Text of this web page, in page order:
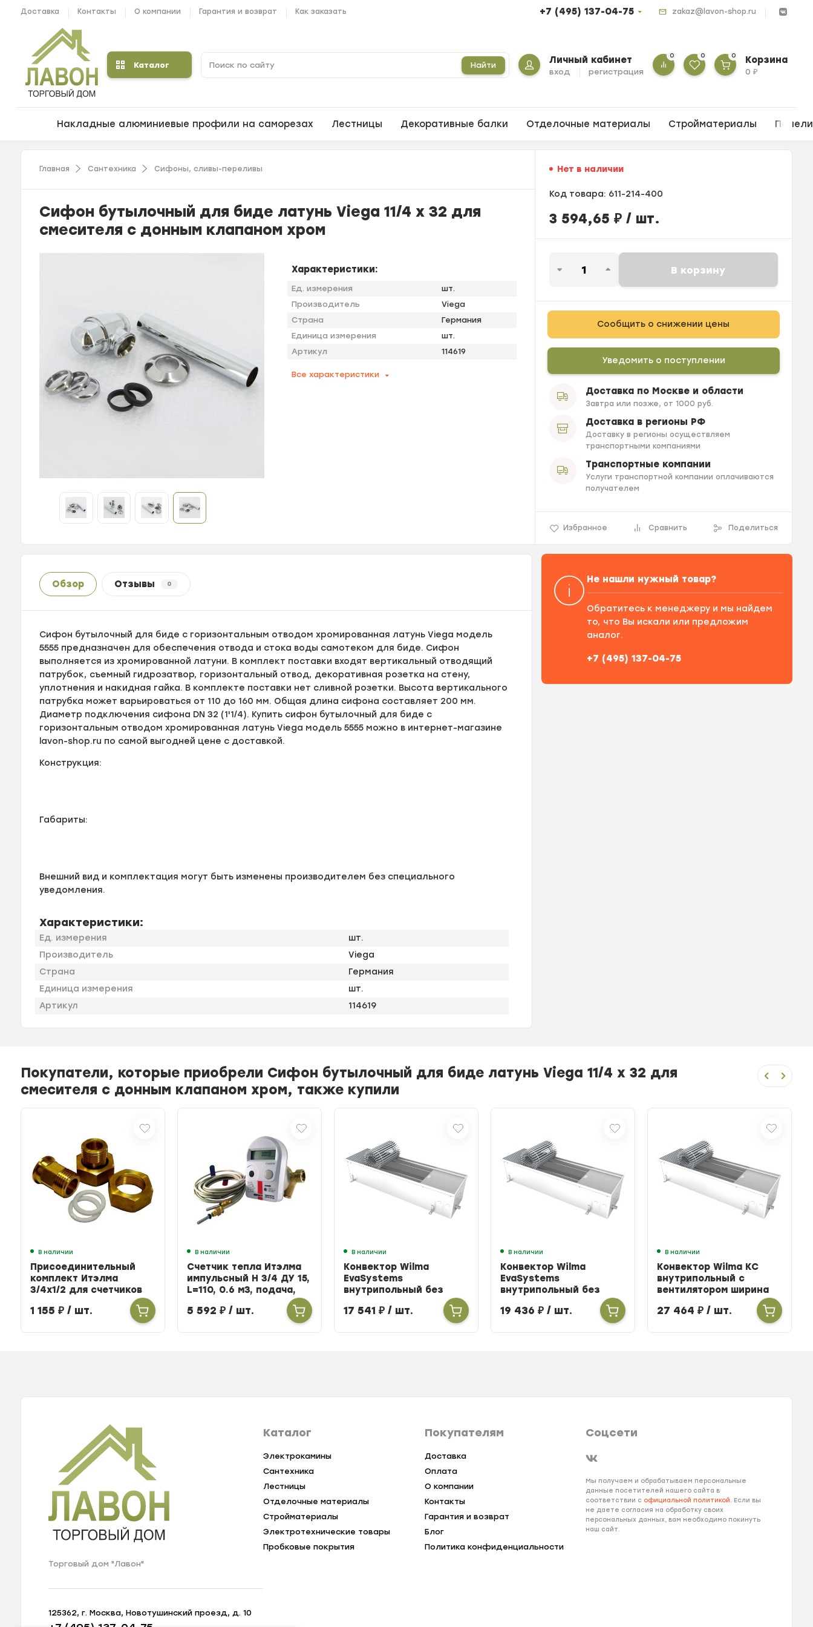
Доставка Контакты О компании Гарантия и возврат Как заказать +7 (495) 137-04-75 zakaz@lavon-shop.ru
Каталог Найти Личный кабинет
вход регистрация
0 0 0 Корзина
0₽
Накладные алюминиевые профили на саморезах Лестницы Декоративные балки Отделочные материалы Стройматериалы
Главная Сантехника Сифоны, сливы-переливы
Сифон бутылочный для биде латунь Viega 11/4 x 32 для
смесителя с донным клапаном хром
Характеристики:
Ед. измерения
шт.
Производитель
Viega
Страна
Германия
Единица измерения
шт.
Артикул
114619
Все характеристики
Нет в наличии
Код товара: 611-214-400
3 594,65 ₽/ шт.
В корзину
Сообщить о снижении цены
Уведомить о поступлении
Доставка по Москве и области
Завтра или позже, от 1000 руб.
Доставка в регионы РФ
Доставку в регионы осуществляем
транспортными компаниями
Транспортные компании
Услуги транспортной компании оплачиваются
получателем
Избранное Сравнить Поделиться
Обзор Отзывы 0
Сифон бутылочный для биде с горизонтальным отводом хромированная латунь Viega модель
5555 предназначен для обеспечения отвода и стока воды самотеком для биде. Сифон
выполняется из хромированной латуни. В комплект поставки входят вертикальный отводящий
патрубок, съемный гидрозатвор, горизонтальный отвод, декоративная розетка на стену,
уплотнения и накидная гайка. В комплекте поставки нет сливной розетки. Высота вертикального
патрубка может варьироваться от 110 до 160 мм. Общая длина сифона составляет 200 мм.
Диаметр подключения сифона DN 32 (1'1/4). Купить сифон бутылочный для биде с
горизонтальным отводом хромированная латунь Viega модель 5555 можно в интернет-магазине
lavon-shop.ru по самой выгодней цене с доставкой.
Конструкция:
Габариты:
Внешний вид и комплектация могут быть изменены производителем без специального
уведомления.
Характеристики:
Ед. измерения
шт.
Производитель
Viega
Страна
Германия
Единица измерения
шт.
Артикул
114619
Не нашли нужный товар?
Обратитесь к менеджеру и мы найдем
то, что Вы искали или предложим
аналог.
+7 (495) 137-04-75
Покупатели, которые приобрели Сифон бутылочный для биде латунь Viega 11/4 x 32 для
смесителя с донным клапаном хром, также купили
В наличии
Присоединительный
комплект Итэлма
3/4х1/2 для счетчиков
1 155₽ / шт.
В наличии
Счетчик тепла Итэлма
импульсный Н 3/4 ДУ 15,
L=110, 0.6 м3, подача,
5 592₽ / шт.
В наличии
Конвектор Wilma
EvaSystems
внутрипольный без
вентилятора ширина
258мм высота 90мм
17 541₽ / шт.
В наличии
Конвектор Wilma
EvaSystems
внутрипольный без
вентилятора ширина
258мм высота 160мм
19 436₽ / шт.
В наличии
Конвектор Wilma KC
внутрипольный с
вентилятором ширина
303мм высота 100мм
длина 2700мм
27 464₽ / шт.
Торговый дом "Лавон"
125362, г. Москва, Новотушинский проезд, д. 10
Каталог
Электрокамины
Сантехника
Лестницы
Отделочные материалы
Стройматериалы
Электротехнические товары
Пробковые покрытия
Покупателям
Доставка
Оплата
О компании
Контакты
Гарантия и возврат
Блог
Политика конфиденциальности
Соцсети
Мы получаем и обрабатываем персональные
данные посетителей нашего сайта в
соответствии с официальной политикой. Если вы
не даете согласия на обработку своих
персональных данных, вам необходимо покинуть
наш сайт.